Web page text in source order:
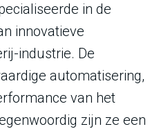
in de
innovatieve
industrie. De
automatisering,
van het
zijn ze een